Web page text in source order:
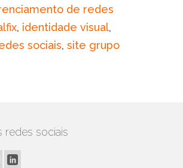
de redes
, identidade visual,
sociais, site grupo
redes sociais